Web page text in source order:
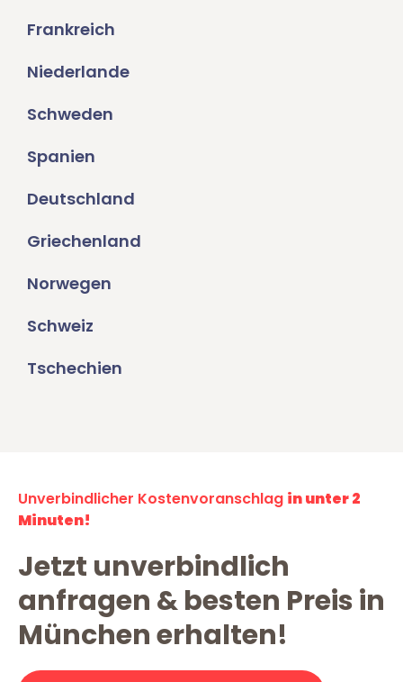
Frankreich
Niederlande
Schweden
Spanien
Deutschland
Griechenland
Norwegen
Schweiz
Tschechien
Unverbindlicher Kostenvoranschlag in unter 2
Minuten!
Jetzt unverbindlich
anfragen & besten Preis in
München erhalten!